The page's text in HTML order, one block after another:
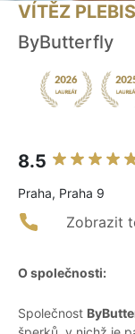
VÍTĚZ
ByButterfly
8.5
Praha, Praha 9
Zobrazit
O společnosti:
Společnost